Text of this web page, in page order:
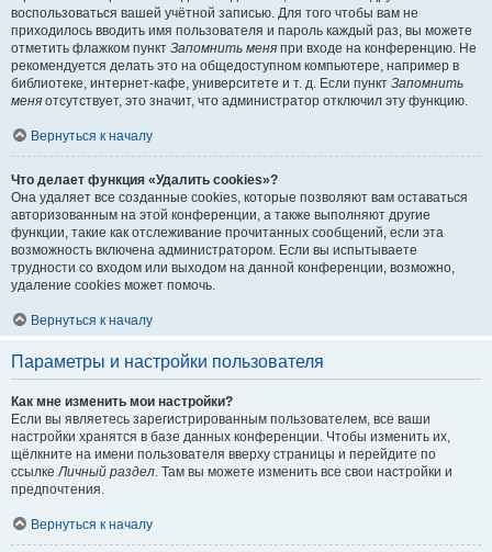
воспользоваться вашей учётной записью. Для того чтобы вам не
приходилось вводить имя пользователя и пароль каждый раз, вы можете
отметить флажком пункт Запомнить меня при входе на конференцию. Не
рекомендуется делать это на общедоступном компьютере, например в
библиотеке, интернет-кафе, университете и т. д. Если пункт Запомнить
меня отсутствует, это значит, что администратор отключил эту функцию.
Вернуться к началу
Что делает функция «Удалить cookies»?
Она удаляет все созданные cookies, которые позволяют вам оставаться
авторизованным на этой конференции, а также выполняют другие
функции, такие как отслеживание прочитанных сообщений, если эта
возможность включена администратором. Если вы испытываете
трудности со входом или выходом на данной конференции, возможно,
удаление cookies может помочь.
Вернуться к началу
Параметры и настройки пользователя
Как мне изменить мои настройки?
Если вы являетесь зарегистрированным пользователем, все ваши
настройки хранятся в базе данных конференции. Чтобы изменить их,
щёлкните на имени пользователя вверху страницы и перейдите по
ссылкеЛичный раздел. Там вы можете изменить все свои настройки и
предпочтения.
Вернуться к началу